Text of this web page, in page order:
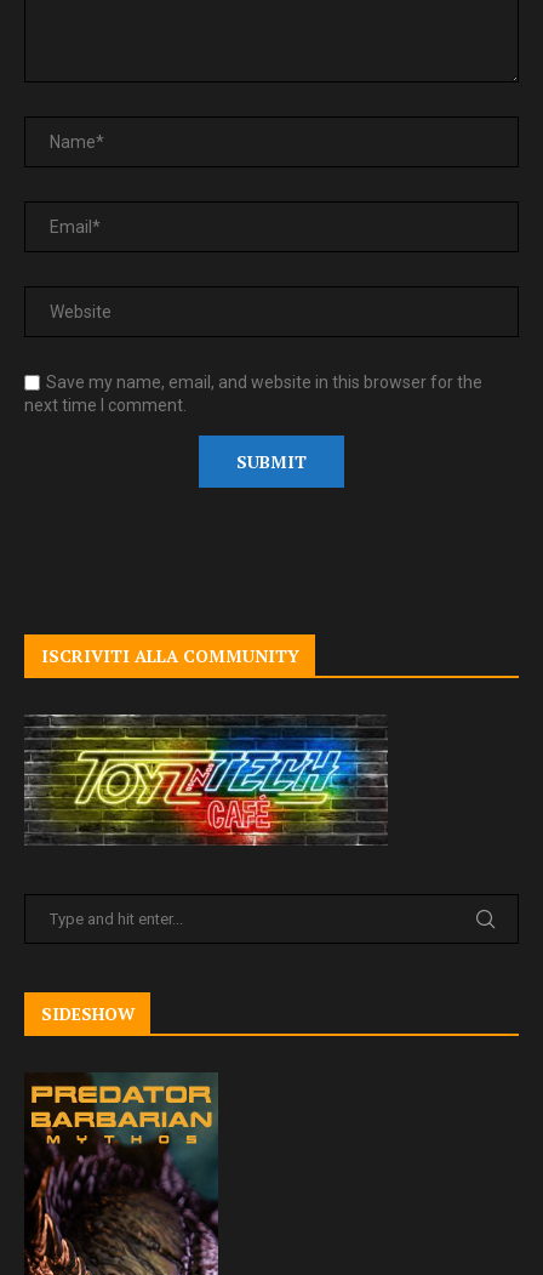
Save my name, email, and website in this browser for the
next time I comment.
ISCRIVITI ALLA COMMUNITY
SIDESHOW